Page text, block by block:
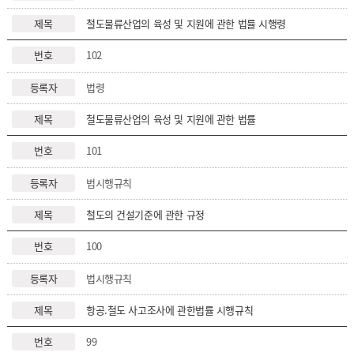
철도물류산업의 육성 및 지원에 관한 법률 시행령
102
법령
철도물류산업의 육성 및 지원에 관한 법률
101
법시행규칙
철도의 건설기준에 관한 규정
100
법시행규칙
항공.철도 사고조사에 관한법률 시행규칙
99